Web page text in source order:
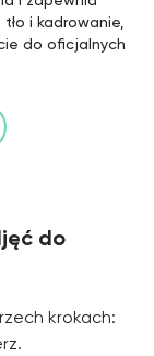
i kadrowanie,
do oficjalnych
do
krokach: